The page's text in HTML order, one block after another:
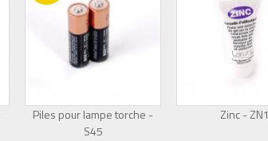
Piles pour lampe torche -
S45
Zinc - ZN1